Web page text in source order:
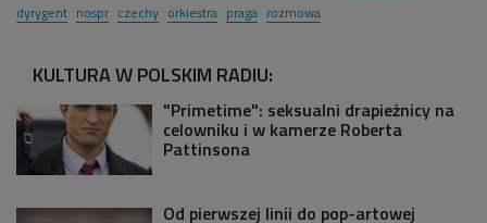
dyrygent nospr czechy orkiestra praga rozmowa
KULTURA W POLSKIM RADIU:
"Primetime": seksualni drapieżnicy na
celowniku i w kamerze Roberta
Pattinsona
Od pierwszej linii do pop-artowej